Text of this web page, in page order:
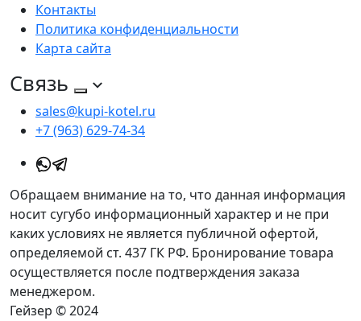
Контакты
Политика конфиденциальности
Карта сайта
Связь
sales@kupi-kotel.ru
+7 (963) 629-74-34
Обращаем внимание на то, что данная информация
носит сугубо информационный характер и не при
каких условиях не является публичной офертой,
определяемой ст. 437 ГК РФ. Бронирование товара
осуществляется после подтверждения заказа
менеджером.
Гейзер © 2024